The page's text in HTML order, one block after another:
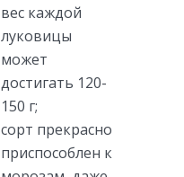
вес каждой
луковицы
может
достигать 120-
150 г;
сорт прекрасно
приспособлен к